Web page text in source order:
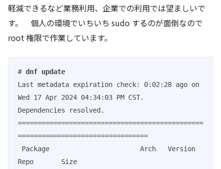
軽減できるなど業務利用、企業での利用では望ましいで
す。 個人の環境でいちいち sudo するのが面倒なので
root 権限で作業しています。
# dnf update